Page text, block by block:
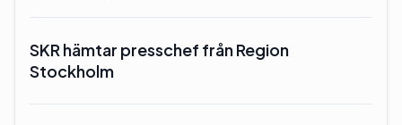
SKR hämtar presschef från Region
Stockholm